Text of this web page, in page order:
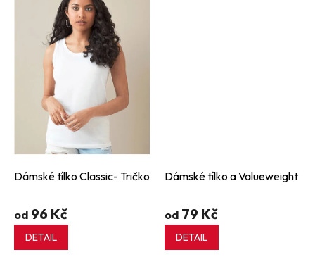
Dámské tílko Classic- Tričko
od 96 Kč
DETAIL
Dámské tílko a Valueweight
od 79 Kč
DETAIL